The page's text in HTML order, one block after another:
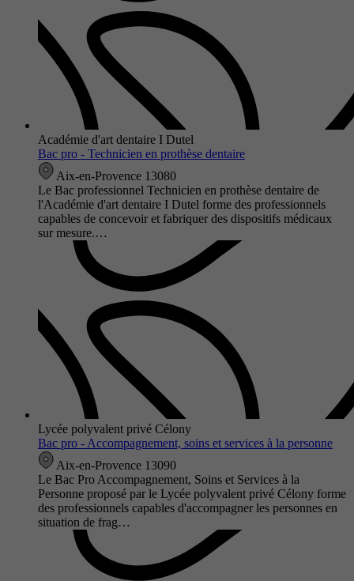
Académie d'art dentaire I Dutel
Bac pro - Technicien en prothèse dentaire
Aix-en-Provence 13080
Le Bac professionnel Technicien en prothèse dentaire de
l'Académie d'art dentaire I Dutel forme des professionnels
capables de concevoir et fabriquer des dispositifs médicaux
sur mesure.…
Lycée polyvalent privé Célony
Bac pro - Accompagnement, soins et services à la personne
Aix-en-Provence 13090
Le Bac Pro Accompagnement, Soins et Services à la
Personne proposé par le Lycée polyvalent privé Célony forme
des professionnels capables d'accompagner les personnes en
situation de frag…